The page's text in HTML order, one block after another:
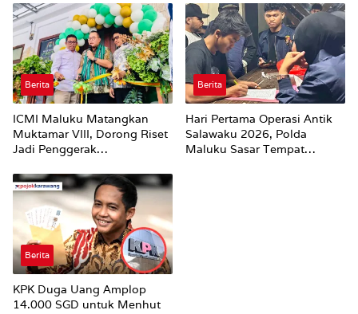
Strategis Pemerintah
Berita
ICMI Maluku Matangkan
Muktamar VIII, Dorong Riset
Jadi Penggerak
Berita
Hari Pertama Operasi Antik
Salawaku 2026, Polda
Maluku Sasar Tempat
Berita
KPK Duga Uang Amplop
14.000 SGD untuk Menhut